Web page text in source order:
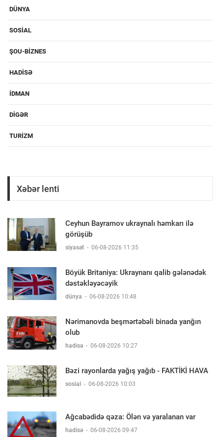
DÜNYA
SOSIAL
ŞOU-BIZNES
HADISƏ
IDMAN
DIGƏR
TURIZM
Xəbər lenti
Ceyhun Bayramov ukraynalı həmkarı ilə
görüşüb
siyasət - 06-08-2026 11:35
Böyük Britaniya: Ukraynanı qalib gələnədək
dəstəkləyəcəyik
dünya - 06-08-2026 10:48
Nərimanovda beşmərtəbəli binada yanğın
olub
hadisə - 06-08-2026 10:27
Bəzi rayonlarda yağış yağıb - FAKTİKİ HAVA
sosial - 06-08-2026 10:03
Ağcabədidə qəza: Ölən və yaralanan var
hadisə - 06-08-2026 09:47